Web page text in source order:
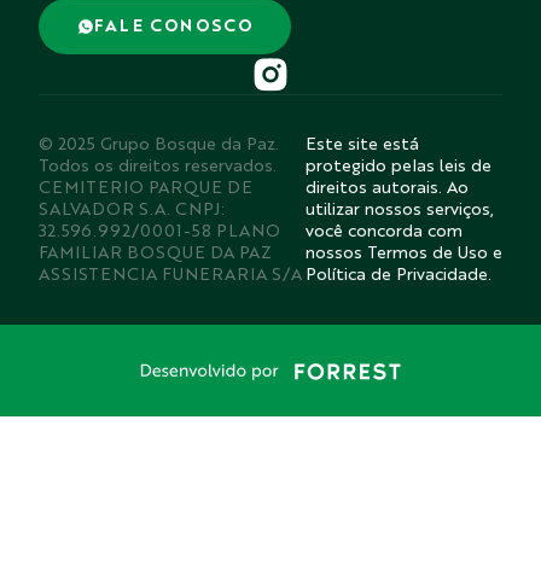
FALE CONOSCO
© 2025 Grupo Bosque da Paz.
Todos os direitos reservados.
CEMITERIO PARQUE DE
SALVADOR S.A. CNPJ:
32.596.992/0001-58 PLANO
FAMILIAR BOSQUE DA PAZ
ASSISTENCIA FUNERARIA S/A
Este site está
protegido pelas leis de
direitos autorais. Ao
utilizar nossos serviços,
você concorda com
nossos Termos de Uso e
Política de Privacidade.